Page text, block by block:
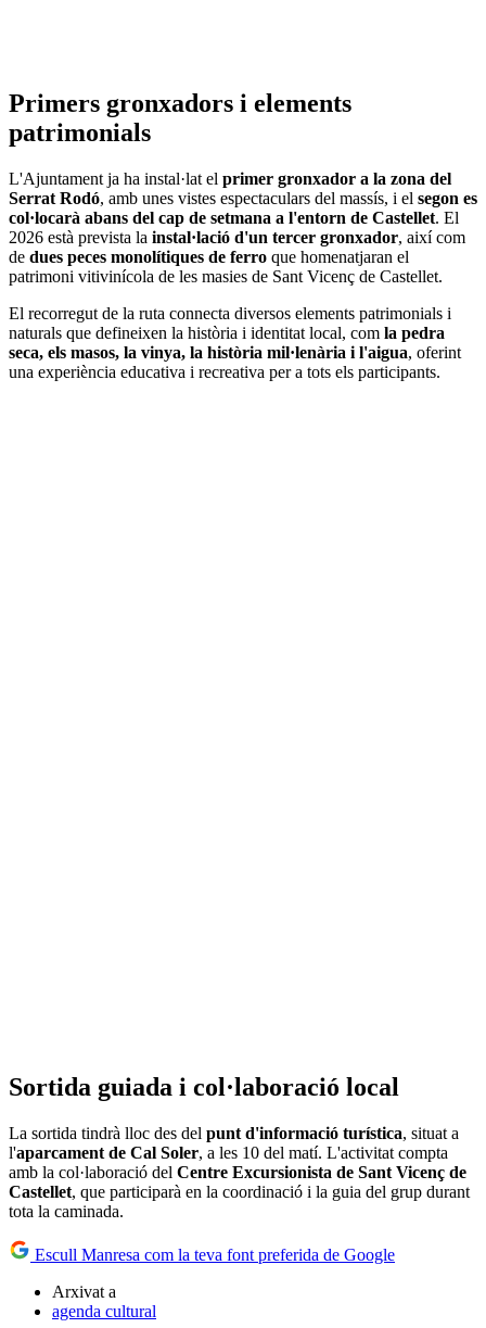
Primers gronxadors i elements
patrimonials
L'Ajuntament ja ha instal·lat el primer gronxador a la zona del
Serrat Rodó, amb unes vistes espectaculars del massís, i el segon es
col·locarà abans del cap de setmana a l'entorn de Castellet. El
2026 està prevista la instal·lació d'un tercer gronxador, així com
de dues peces monolítiques de ferro que homenatjaran el
patrimoni vitivinícola de les masies de Sant Vicenç de Castellet.
El recorregut de la ruta connecta diversos elements patrimonials i
naturals que defineixen la història i identitat local, com la pedra
seca, els masos, la vinya, la història mil·lenària i l'aigua, oferint
una experiència educativa i recreativa per a tots els participants.
Sortida guiada i col·laboració local
La sortida tindrà lloc des del punt d'informació turística, situat a
l'aparcament de Cal Soler, a les 10 del matí. L'activitat compta
amb la col·laboració del Centre Excursionista de Sant Vicenç de
Castellet, que participarà en la coordinació i la guia del grup durant
tota la caminada.
Escull Manresa com la teva font preferida de Google
Arxivat a
agenda cultural